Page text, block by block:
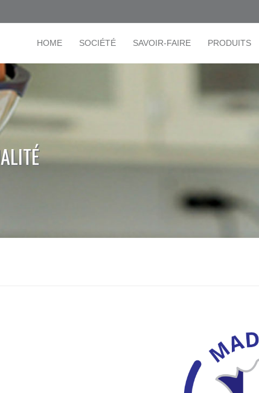
HOME SOCIÉTÉ SAVOIR-FAIRE PRODUITS